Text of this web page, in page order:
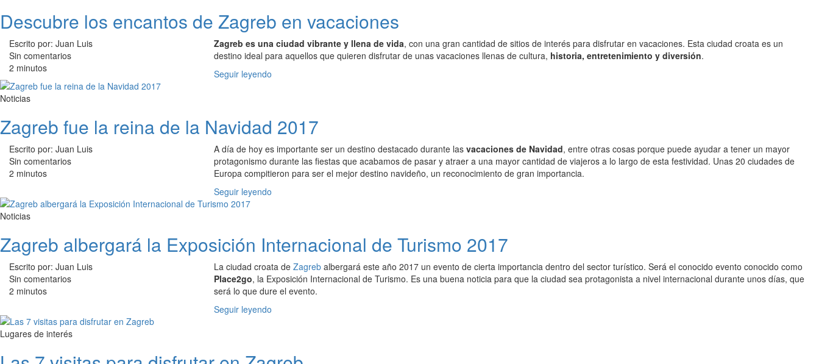
Descubre los encantos de Zagreb en vacaciones
Escrito por: Juan Luis
Sin comentarios
2 minutos
Zagreb es una ciudad vibrante y llena de vida, con una gran cantidad de sitios de interés para disfrutar en vacaciones. Esta ciudad croata es un
destino ideal para aquellos que quieren disfrutar de unas vacaciones llenas de cultura, historia, entretenimiento y diversión.
Seguir leyendo
Noticias
Zagreb fue la reina de la Navidad 2017
Escrito por: Juan Luis
Sin comentarios
2 minutos
A día de hoy es importante ser un destino destacado durante las vacaciones de Navidad, entre otras cosas porque puede ayudar a tener un mayor
protagonismo durante las fiestas que acabamos de pasar y atraer a una mayor cantidad de viajeros a lo largo de esta festividad. Unas 20 ciudades de
Europa compitieron para ser el mejor destino navideño, un reconocimiento de gran importancia.
Seguir leyendo
Noticias
Zagreb albergará la Exposición Internacional de Turismo 2017
Escrito por: Juan Luis
Sin comentarios
2 minutos
La ciudad croata de Zagreb albergará este año 2017 un evento de cierta importancia dentro del sector turístico. Será el conocido evento conocido como
Place2go, la Exposición Internacional de Turismo. Es una buena noticia para que la ciudad sea protagonista a nivel internacional durante unos días, que
será lo que dure el evento.
Seguir leyendo
Lugares de interés